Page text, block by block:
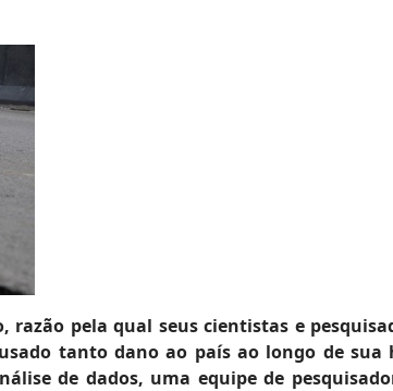
razão pela qual seus cientistas e
tanto dano ao país ao longo de
de dados, uma equipe de